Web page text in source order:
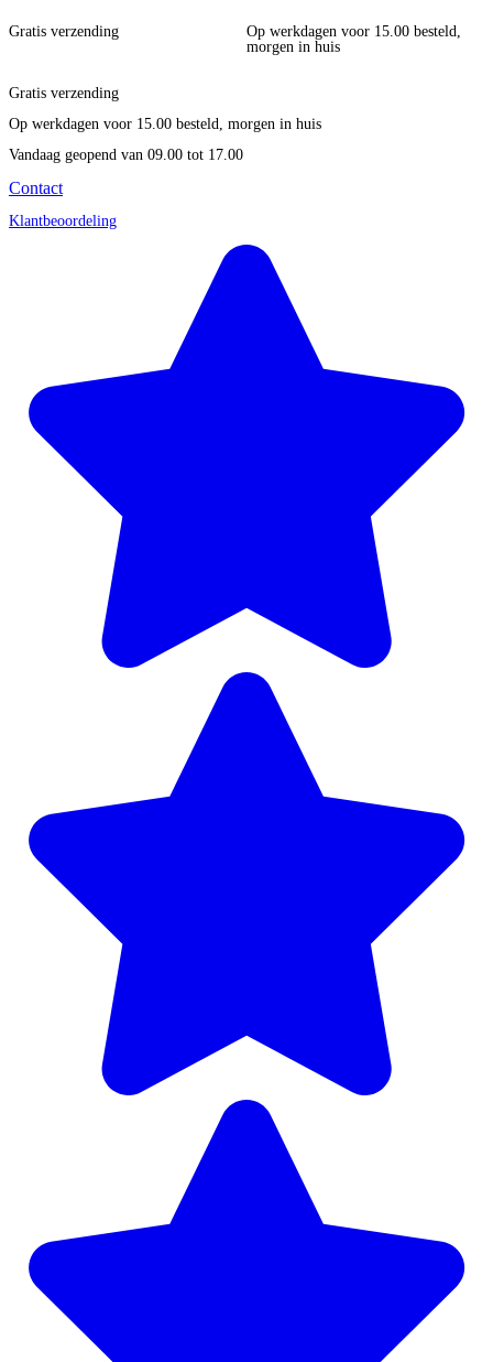
Gratis verzending
Op werkdagen voor 15.00 besteld,
morgen in huis
Gratis verzending
Op werkdagen voor 15.00 besteld, morgen in huis
Vandaag geopend van 09.00 tot 17.00
Contact
Klantbeoordeling